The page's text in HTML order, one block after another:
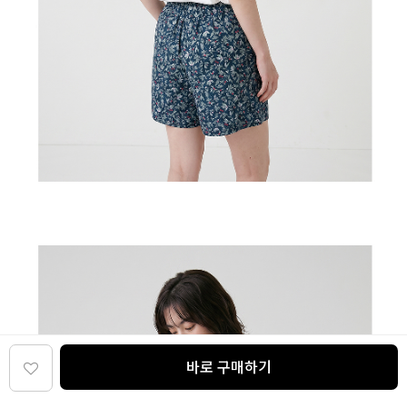
바로 구매하기